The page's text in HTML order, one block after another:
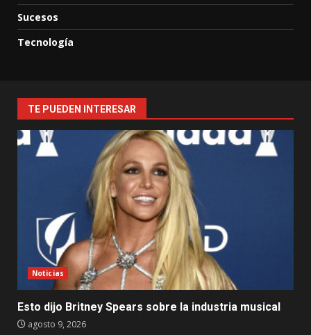
Sucesos
Tecnología
TE PUEDEN INTERESAR
Noticias
Esto dijo Britney Spears sobre la industria musical
agosto 9, 2026